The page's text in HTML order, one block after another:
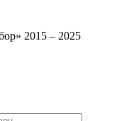
2015 – 2025